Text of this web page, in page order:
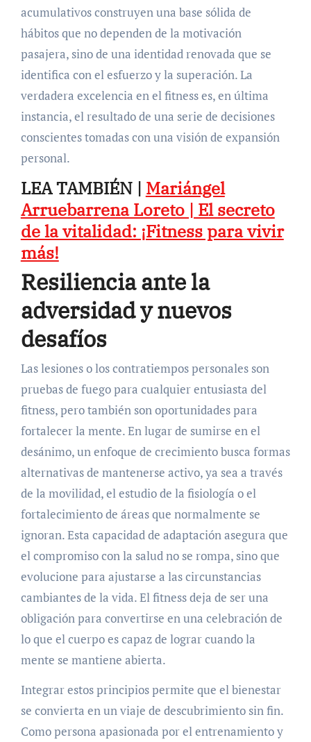
acumulativos construyen una base sólida de
hábitos que no dependen de la motivación
pasajera, sino de una identidad renovada que se
identifica con el esfuerzo y la superación. La
verdadera excelencia en el fitness es, en última
instancia, el resultado de una serie de decisiones
conscientes tomadas con una visión de expansión
personal.
LEA TAMBIÉN | Mariángel
Arruebarrena Loreto | El secreto
de la vitalidad: ¡Fitness para vivir
más!
Resiliencia ante la
adversidad y nuevos
desafíos
Las lesiones o los contratiempos personales son
pruebas de fuego para cualquier entusiasta del
fitness, pero también son oportunidades para
fortalecer la mente. En lugar de sumirse en el
desánimo, un enfoque de crecimiento busca formas
alternativas de mantenerse activo, ya sea a través
de la movilidad, el estudio de la fisiología o el
fortalecimiento de áreas que normalmente se
ignoran. Esta capacidad de adaptación asegura que
el compromiso con la salud no se rompa, sino que
evolucione para ajustarse a las circunstancias
cambiantes de la vida. El fitness deja de ser una
obligación para convertirse en una celebración de
lo que el cuerpo es capaz de lograr cuando la
mente se mantiene abierta.
Integrar estos principios permite que el bienestar
se convierta en un viaje de descubrimiento sin fin.
Como persona apasionada por el entrenamiento y